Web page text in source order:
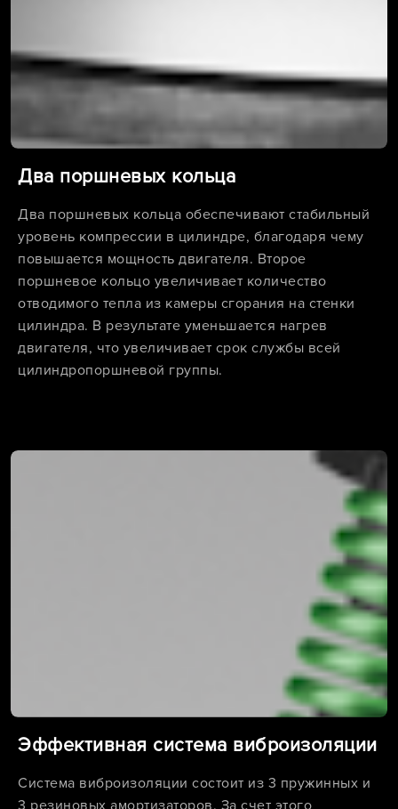
Два поршневых кольца
Два поршневых кольца обеспечивают стабильный
уровень компрессии в цилиндре, благодаря чему
повышается мощность двигателя. Второе
поршневое кольцо увеличивает количество
отводимого тепла из камеры сгорания на стенки
цилиндра. В результате уменьшается нагрев
двигателя, что увеличивает срок службы всей
цилиндропоршневой группы.
Эффективная система виброизоляции
Система виброизоляции состоит из 3 пружинных и
3 резиновых амортизаторов. За счет этого